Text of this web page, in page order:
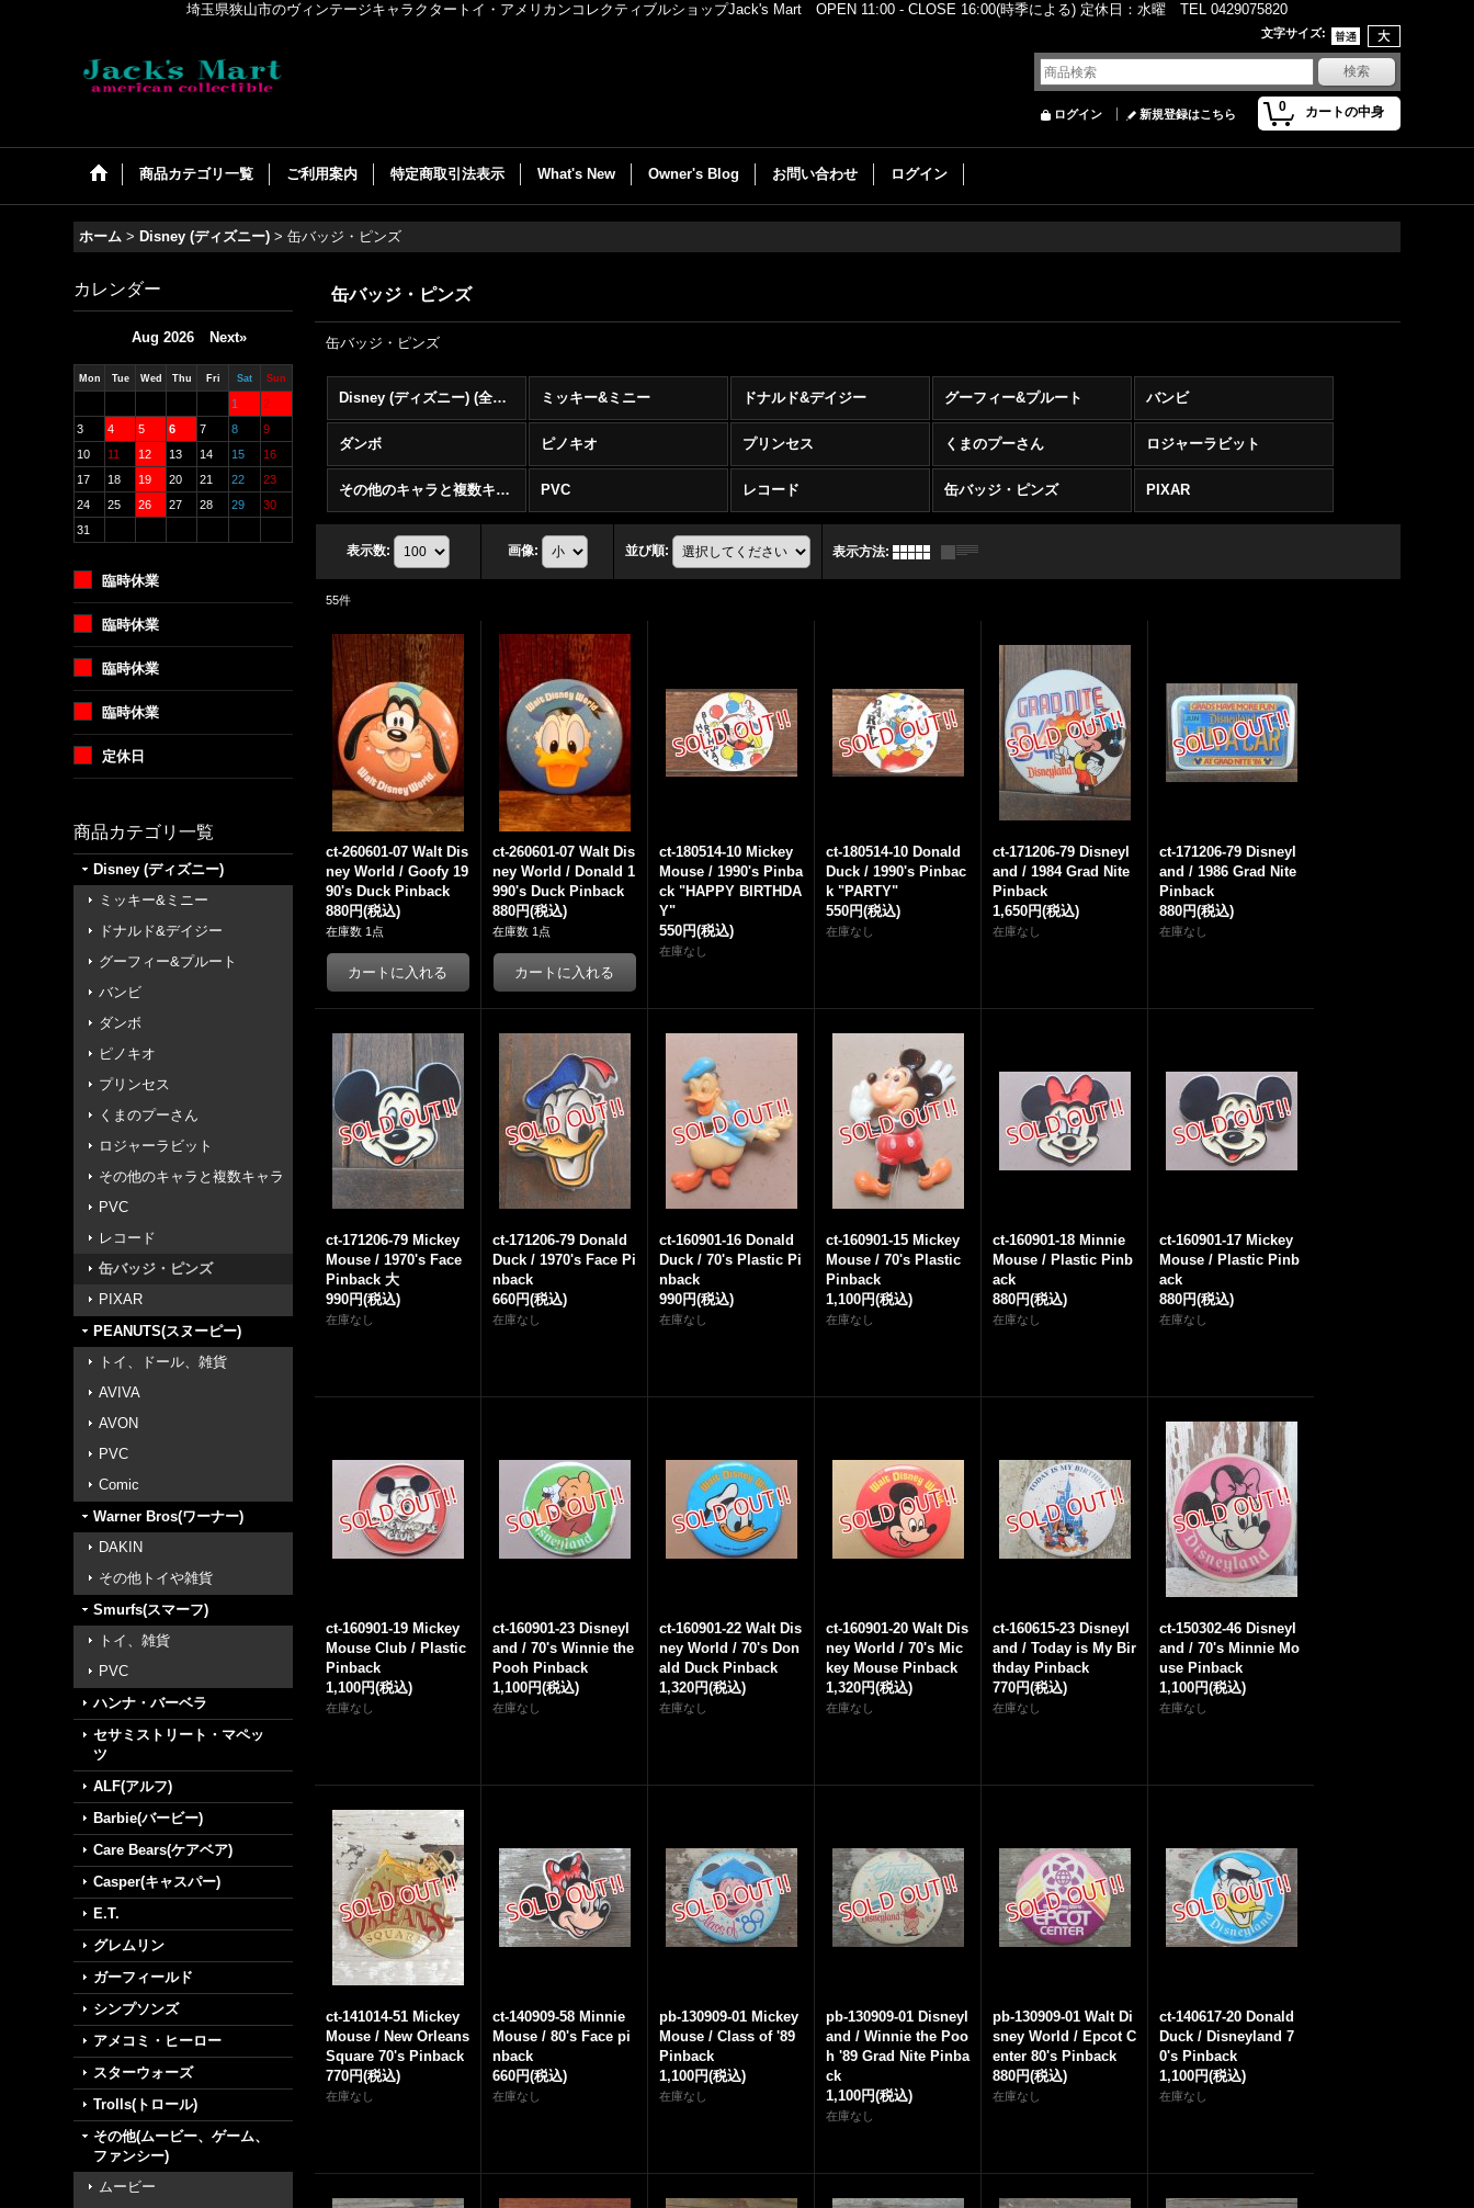
埼玉県狭山市のヴィンテージキャラクタートイ・アメリカンコレクティブルショップJack's Mart OPEN 11:00 - CLOSE 16:00(時季による) 定休日：水曜 TEL 0429075820
文字サイズ:
0 カートの中身
ログイン 新規登録はこちら
商品カテゴリ一覧 ご利用案内 特定商取引法表示 What's New Owner's Blog お問い合わせ ログイン
ホーム > Disney (ディズニー) > 缶バッジ・ピンズ
カレンダー
Aug 2026 Next»
Mon Tue Wed Thu Fri Sat Sun
1
2
3
4 5 6 7 8
9
10
11 12 13 14 15
16
17
18 19 20 21 22
23
24
25 26 27 28 29
30
31
臨時休業
臨時休業
臨時休業
臨時休業
定休日
商品カテゴリ一覧
Disney (ディズニー)
ミッキー&ミニー
ドナルド&デイジー
グーフィー&プルート
バンビ
ダンボ
ピノキオ
プリンセス
くまのプーさん
ロジャーラビット
その他のキャラと複数キャラ
PVC
レコード
缶バッジ・ピンズ
PIXAR
PEANUTS(スヌーピー)
トイ、ドール、雑貨
AVIVA
AVON
PVC
Comic
Warner Bros(ワーナー)
DAKIN
その他トイや雑貨
Smurfs(スマーフ)
トイ、雑貨
PVC
ハンナ・バーベラ
セサミストリート・マペッ
ツ
ALF(アルフ)
Barbie(バービー)
Care Bears(ケアベア)
Casper(キャスパー)
E.T.
グレムリン
ガーフィールド
シンプソンズ
アメコミ・ヒーロー
スターウォーズ
Trolls(トロール)
その他(ムービー、ゲーム、
ファンシー)
ムービー
缶バッジ・ピンズ
缶バッジ・ピンズ
Disney (ディズニー) (全商品) ミッキー&ミニー ドナルド&デイジー グーフィー&プルート バンビ
ダンボ ピノキオ プリンセス くまのプーさん ロジャーラビット
その他のキャラと複数キャラ PVC レコード 缶バッジ・ピンズ PIXAR
表示数: 画像: 並び順: 表示方法:
55件
ct-260601-07 Walt Dis
ney World / Goofy 19
90's Duck Pinback
880円(税込)
在庫数 1点
ct-260601-07 Walt Dis
ney World / Donald 1
990's Duck Pinback
880円(税込)
在庫数 1点
ct-180514-10 Mickey
Mouse / 1990's Pinba
ck "HAPPY BIRTHDA
Y"
550円(税込)
在庫なし
ct-180514-10 Donald
Duck / 1990's Pinbac
k "PARTY"
550円(税込)
在庫なし
ct-171206-79 Disneyl
and / 1984 Grad Nite
Pinback
1,650円(税込)
在庫なし
ct-171206-79 Disneyl
and / 1986 Grad Nite
Pinback
880円(税込)
在庫なし
ct-171206-79 Mickey
Mouse / 1970's Face
Pinback 大
990円(税込)
在庫なし
ct-171206-79 Donald
Duck / 1970's Face Pi
nback
660円(税込)
在庫なし
ct-160901-16 Donald
Duck / 70's Plastic Pi
nback
990円(税込)
在庫なし
ct-160901-15 Mickey
Mouse / 70's Plastic
Pinback
1,100円(税込)
在庫なし
ct-160901-18 Minnie
Mouse / Plastic Pinb
ack
880円(税込)
在庫なし
ct-160901-17 Mickey
Mouse / Plastic Pinb
ack
880円(税込)
在庫なし
ct-160901-19 Mickey
Mouse Club / Plastic
Pinback
1,100円(税込)
在庫なし
ct-160901-23 Disneyl
and / 70's Winnie the
Pooh Pinback
1,100円(税込)
在庫なし
ct-160901-22 Walt Dis
ney World / 70's Don
ald Duck Pinback
1,320円(税込)
在庫なし
ct-160901-20 Walt Dis
ney World / 70's Mic
key Mouse Pinback
1,320円(税込)
在庫なし
ct-160615-23 Disneyl
and / Today is My Bir
thday Pinback
770円(税込)
在庫なし
ct-150302-46 Disneyl
and / 70's Minnie Mo
use Pinback
1,100円(税込)
在庫なし
ct-141014-51 Mickey
Mouse / New Orleans
Square 70's Pinback
770円(税込)
在庫なし
ct-140909-58 Minnie
Mouse / 80's Face pi
nback
660円(税込)
在庫なし
pb-130909-01 Mickey
Mouse / Class of '89
Pinback
1,100円(税込)
在庫なし
pb-130909-01 Disneyl
and / Winnie the Poo
h '89 Grad Nite Pinba
ck
1,100円(税込)
在庫なし
pb-130909-01 Walt Di
sney World / Epcot C
enter 80's Pinback
880円(税込)
在庫なし
ct-140617-20 Donald
Duck / Disneyland 7
0's Pinback
1,100円(税込)
在庫なし